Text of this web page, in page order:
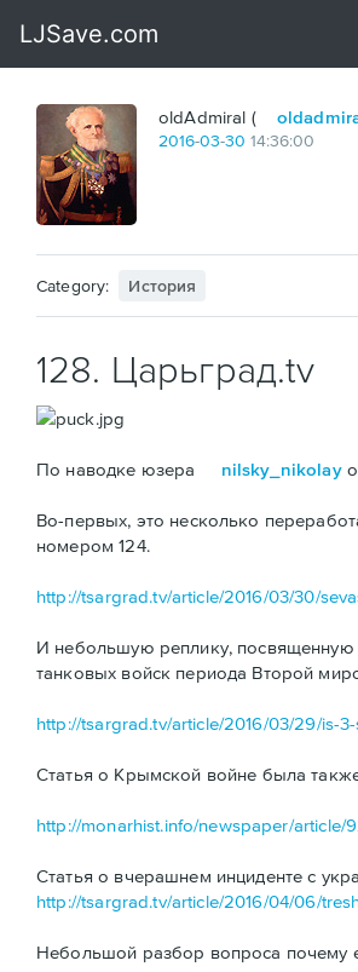
oldAdmiral (
2016-03-30 14:36:00
Category: История
128. Царьград.tv
По наводке юзера nilsky_nikolay
Во-первых, это несколько
номером 124.
http://tsargrad.tv/article/2016/03/30/
И небольшую реплику, посвященную
танковых войск периода Второй
http://tsargrad.tv/article/2016/03/29/is-
Статья о Крымской войне была
http://monarhist.info/newspaper/article/
Статья о вчерашнем инциденте с
http://tsargrad.tv/article/2016/04/06/
Небольшой разбор вопроса почему